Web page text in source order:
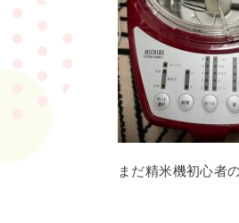
まだ精米機初心者